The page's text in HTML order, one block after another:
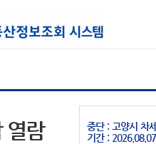
중단 : 고양시 차
기간 :
열람